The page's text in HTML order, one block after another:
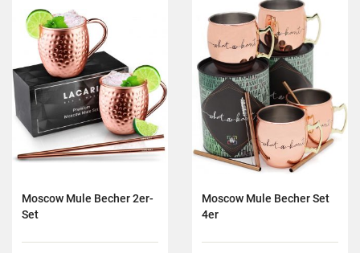
Moscow Mule Becher 2er-
Set
Moscow Mule Becher Set
4er